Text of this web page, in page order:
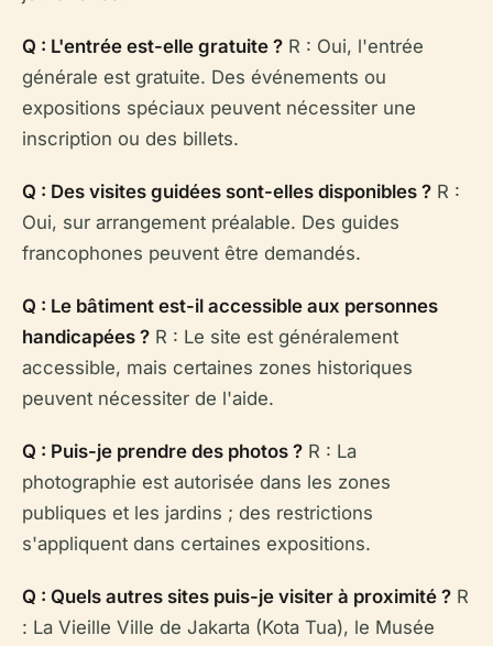
Q : L'entrée est-elle gratuite ? R : Oui, l'entrée
générale est gratuite. Des événements ou
expositions spéciaux peuvent nécessiter une
inscription ou des billets.
Q : Des visites guidées sont-elles disponibles ? R :
Oui, sur arrangement préalable. Des guides
francophones peuvent être demandés.
Q : Le bâtiment est-il accessible aux personnes
handicapées ? R : Le site est généralement
accessible, mais certaines zones historiques
peuvent nécessiter de l'aide.
Q : Puis-je prendre des photos ? R : La
photographie est autorisée dans les zones
publiques et les jardins ; des restrictions
s'appliquent dans certaines expositions.
Q : Quels autres sites puis-je visiter à proximité ? R
: La Vieille Ville de Jakarta (Kota Tua), le Musée